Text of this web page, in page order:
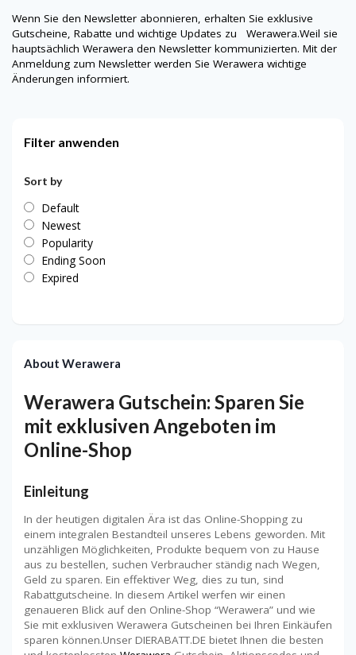
Wenn Sie den Newsletter abonnieren, erhalten Sie exklusive
Gutscheine, Rabatte und wichtige Updates zu Werawera.Weil sie
hauptsächlich Werawera den Newsletter kommunizierten. Mit der
Anmeldung zum Newsletter werden Sie Werawera wichtige
Änderungen informiert.
Filter anwenden
Sort by
Default
Newest
Popularity
Ending Soon
Expired
About Werawera
Werawera Gutschein: Sparen Sie
mit exklusiven Angeboten im
Online-Shop
Einleitung
In der heutigen digitalen Ära ist das Online-Shopping zu
einem integralen Bestandteil unseres Lebens geworden. Mit
unzähligen Möglichkeiten, Produkte bequem von zu Hause
aus zu bestellen, suchen Verbraucher ständig nach Wegen,
Geld zu sparen. Ein effektiver Weg, dies zu tun, sind
Rabattgutscheine. In diesem Artikel werfen wir einen
genaueren Blick auf den Online-Shop “Werawera” und wie
Sie mit exklusiven Werawera Gutscheinen bei Ihren Einkäufen
sparen können.Unser DIERABATT.DE bietet Ihnen die besten